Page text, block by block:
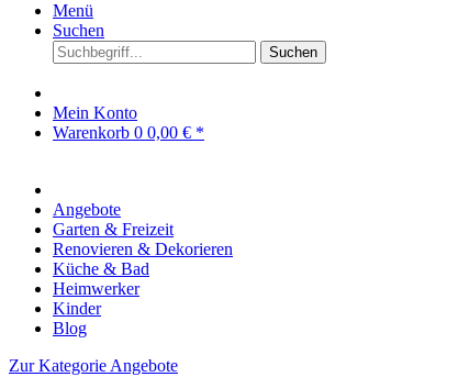
Menü
Suchen
Suchen
Mein Konto
Warenkorb 0 0,00 € *
Angebote
Garten & Freizeit
Renovieren & Dekorieren
Küche & Bad
Heimwerker
Kinder
Blog
Zur Kategorie Angebote